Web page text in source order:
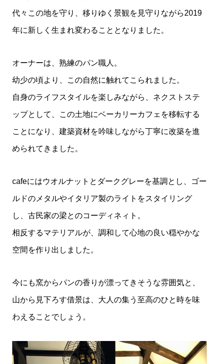
代々この地を守り、移りゆく景観を見守りながら2019
年に新しく生まれ変わることとなりました。
オーナーは、熟練のパン職人。
幼少の頃より、この自然に触れてこられました。
自身のライフスタイルを楽しみながら、ネクストステ
ップとして、この土地にベーカリーカフェを移転する
ことになり、建築資材を吟味しながら丁寧に改築を進
められてきました。
cafeにはウオルナットとダークグレーを基調とし、ゴー
ルドのメタルやイタリア製のライトをスタイリング
し、古民家の梁とのコーディネィト。
相反するマテリアルが、調和して心地の良い穏やかな
空間を作り出しました。
今にも窯からパンの香りが漂ってきそうな雰囲気と、
山から見下ろす借景は、大人の集う至高のひと時を味
わえることでしょう。